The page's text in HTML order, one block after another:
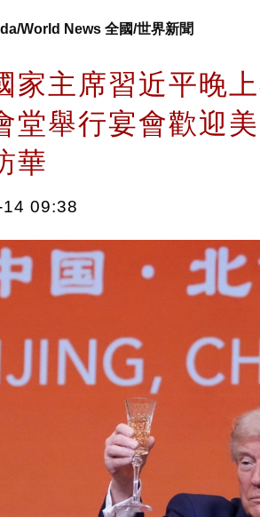
World News 全國/世界新聞
家主席習近平晚
堂舉行宴會歡迎
華
09:38